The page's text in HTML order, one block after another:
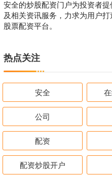
安全的炒股配资门户为投资者
及相关资讯服务，力求为用户
股票配资平台。
热点关注
安全
公司
配资
配资炒股开户